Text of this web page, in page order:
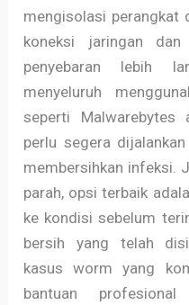
mengisolasi perangkat
koneksi jaringan
penyebaran lebih
menyeluruh
seperti Malwarebytes
perlu segera
membersihkan infeksi.
parah, opsi terbaik
ke kondisi sebelum
bersih yang telah
kasus worm yang
bantuan